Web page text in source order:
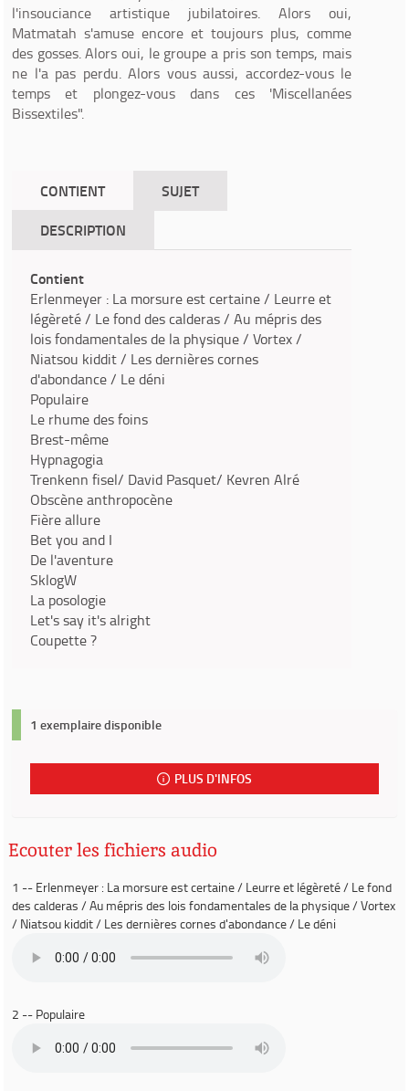
l'insouciance artistique jubilatoires. Alors oui,
Matmatah s'amuse encore et toujours plus, comme
des gosses. Alors oui, le groupe a pris son temps, mais
ne l'a pas perdu. Alors vous aussi, accordez-vous le
temps et plongez-vous dans ces 'Miscellanées
Bissextiles".
CONTIENT
SUJET
DESCRIPTION
Contient
Erlenmeyer : La morsure est certaine / Leurre et
légèreté / Le fond des calderas / Au mépris des
lois fondamentales de la physique / Vortex /
Niatsou kiddit / Les dernières cornes
d'abondance / Le déni
Populaire
Le rhume des foins
Brest-même
Hypnagogia
Trenkenn fisel/ David Pasquet/ Kevren Alré
Obscène anthropocène
Fière allure
Bet you and I
De l'aventure
SklogW
La posologie
Let's say it's alright
Coupette ?
1 exemplaire disponible
PLUS D'INFOS
Ecouter les fichiers audio
1 -- Erlenmeyer : La morsure est certaine / Leurre et légèreté / Le fond
des calderas / Au mépris des lois fondamentales de la physique / Vortex
/ Niatsou kiddit / Les dernières cornes d'abondance / Le déni
2 -- Populaire